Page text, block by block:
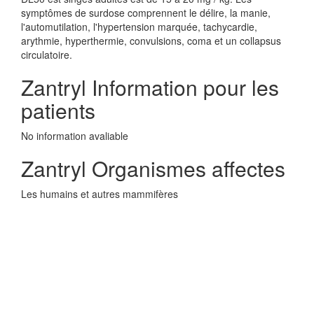
symptômes de surdose comprennent le délire, la manie,
l'automutilation, l'hypertension marquée, tachycardie,
arythmie, hyperthermie, convulsions, coma et un collapsus
circulatoire.
Zantryl Information pour les
patients
No information avaliable
Zantryl Organismes affectes
Les humains et autres mammifères